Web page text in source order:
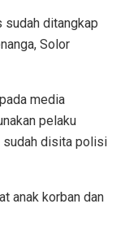
ditangkap
Solor
media
pelaku
sudah disita polisi
anak korban dan